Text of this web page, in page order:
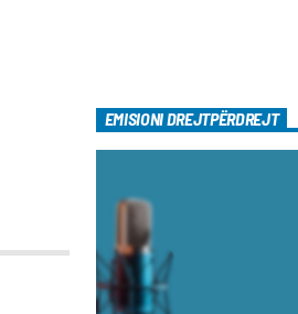
EMISIONI DREJTPËRDREJT